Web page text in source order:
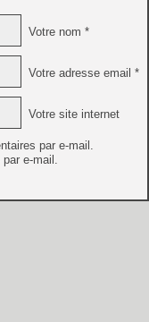
Votre nom *
Votre adresse email *
Votre site internet
par e-mail.
e-mail.